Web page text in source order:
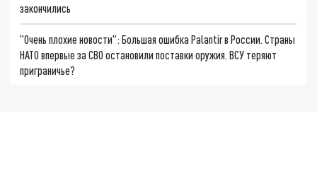
закончились
"Очень плохие новости": Большая ошибка Palantir в России. Страны
НАТО впервые за СВО остановили поставки оружия. ВСУ теряют
приграничье?